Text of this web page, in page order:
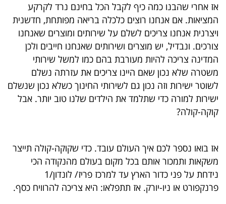
הכלכלי
פודקאסט
40
UNDER
40
פעולה
דרושים
אז אחרי שהבנו כמה כיף לקבל הכל בחינם נרד לקרקע
המציאות. אם אנחנו רוצים כלכלה בריאה מפותחת, חדשנית
ויצרנית אנחנו צריכים לשלם על שירותים ומוצרים שאנחנו
צורכים. ונבדיל, יש מוצרים ושירותים שאנחנו חייבים ולכן
המדינה צריכה להיות מעורבת בהם כמו למשל שירותי
משטרה שלא נכון שאם היינו צריכים את עזרתה נשלם
לשוטר ישירות וזה נכון גם לשירותי החינוך כשלא נכון שנשלם
ישירות למורה כדי שתלמד את הילדים שלנו טוב יותר. אבל
קוקה-קולה?
אז בואו נספר לכם איך העולם עובד. כדי שקוקה-קולה תייצר
משקאות ותמכור אותם בכל מקום בעולם מהנקודה הכי
נידחת על פני כדור הארץ עד למרכז פריז/ לונדון/1
פרנקפורט או ניו-יורק. אז תתפלאו: היא צריכה להרוויח כסף.